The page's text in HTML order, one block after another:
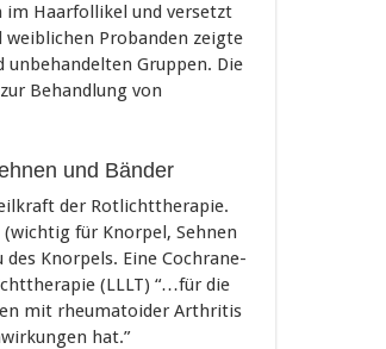
Haarfollikel und versetzt
weiblichen Probanden zeigte
Gruppen. Die
Behandlung von
und Bänder
der Rotlichttherapie.
für Knorpel, Sehnen
Knorpels. Eine Cochrane-
(LLLT) “…für die
mit rheumatoider Arthritis
hat.”